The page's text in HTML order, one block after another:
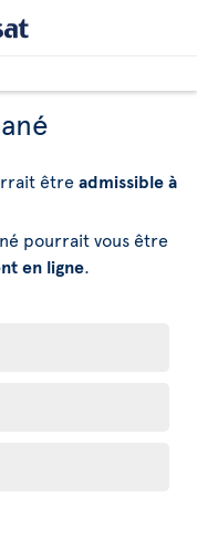
êtreadmissible à
pourrait vous être
en ligne.